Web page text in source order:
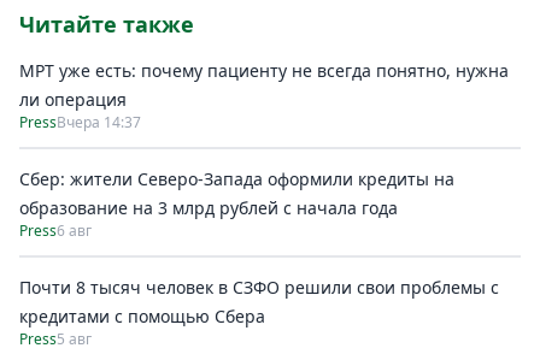
Читайте также
МРТ уже есть: почему пациенту не всегда понятно, нужна
ли операция
PressВчера 14:37
Сбер: жители Северо-Запада оформили кредиты на
образование на 3 млрд рублей с начала года
Press6 авг
Почти 8 тысяч человек в СЗФО решили свои проблемы с
кредитами с помощью Сбера
Press5 авг